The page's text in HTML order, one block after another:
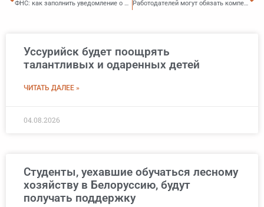
ФНС: как заполнить уведомление о переходе на УСН и уведомление об изменении объекта налогообложения по УСН Работодателей могут обязать компенсировать вахтовикам переработки при увольнении
Уссурийск будет поощрять
талантливых и одаренных детей
ЧИТАТЬ ДАЛЕЕ »
04.08.2026
Студенты, уехавшие обучаться лесному
хозяйству в Белоруссию, будут
получать поддержку